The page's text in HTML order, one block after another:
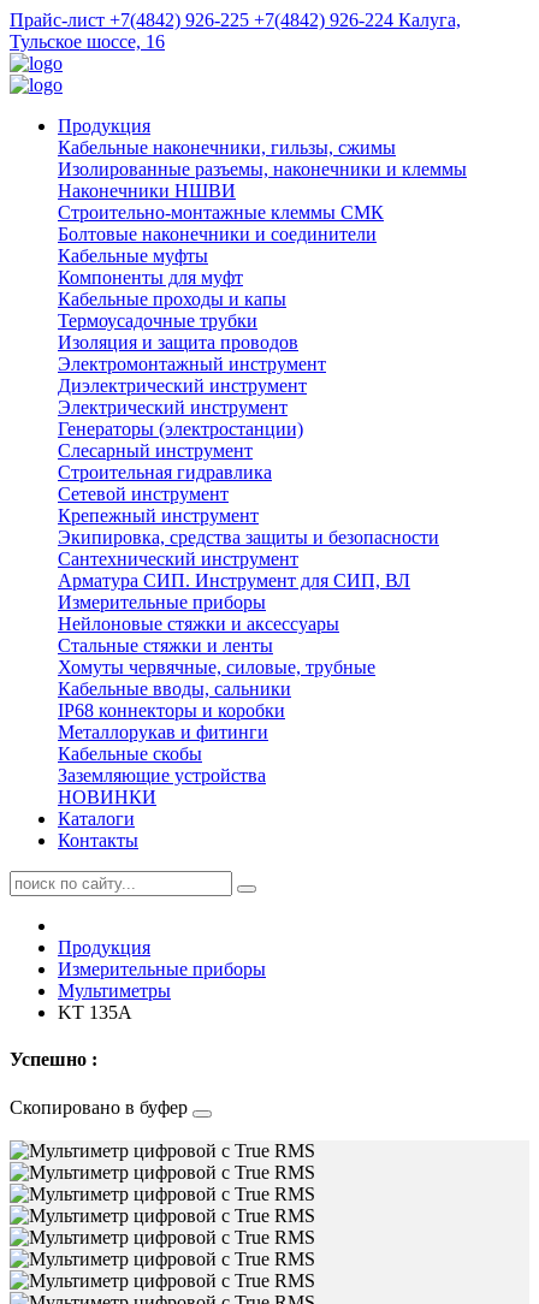
Прайс-лист +7(4842) 926-225 +7(4842) 926-224 Калуга,
Тульское шоссе, 16
Продукция
Кабельные наконечники, гильзы, сжимы
Изолированные разъемы, наконечники и клеммы
Наконечники НШВИ
Строительно-монтажные клеммы СМК
Болтовые наконечники и соединители
Кабельные муфты
Компоненты для муфт
Кабельные проходы и капы
Термоусадочные трубки
Изоляция и защита проводов
Электромонтажный инструмент
Диэлектрический инструмент
Электрический инструмент
Генераторы (электростанции)
Слесарный инструмент
Строительная гидравлика
Сетевой инструмент
Крепежный инструмент
Экипировка, средства защиты и безопасности
Сантехнический инструмент
Арматура СИП. Инструмент для СИП, ВЛ
Измерительные приборы
Нейлоновые стяжки и аксессуары
Стальные стяжки и ленты
Хомуты червячные, силовые, трубные
Кабельные вводы, сальники
IP68 коннекторы и коробки
Металлорукав и фитинги
Кабельные скобы
Заземляющие устройства
НОВИНКИ
Каталоги
Контакты
Продукция
Измерительные приборы
Мультиметры
KT 135А
Успешно :
Скопировано в буфер